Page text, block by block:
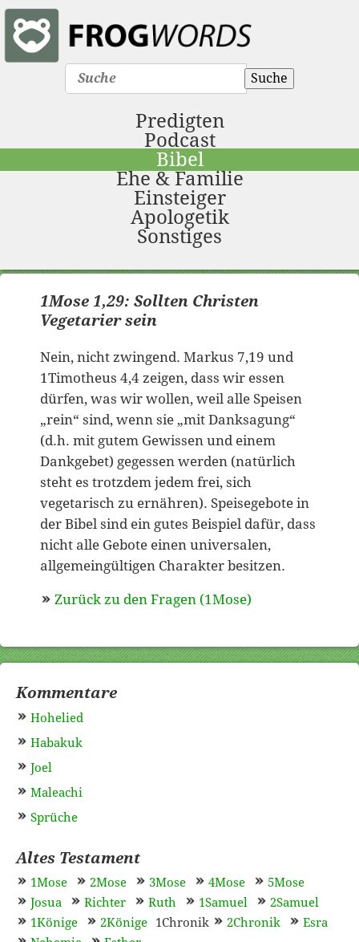
Suche
Predigten
Podcast
Bibel
Ehe & Familie
Einsteiger
Apologetik
Sonstiges
1Mose 1,29: Sollten Christen
Vegetarier sein
Nein, nicht zwingend. Markus 7,19 und
1Timotheus 4,4 zeigen, dass wir essen
dürfen, was wir wollen, weil alle Speisen
„rein“ sind, wenn sie „mit Danksagung“
(d.h. mit gutem Gewissen und einem
Dankgebet) gegessen werden (natürlich
steht es trotzdem jedem frei, sich
vegetarisch zu ernähren). Speisegebote in
der Bibel sind ein gutes Beispiel dafür, dass
nicht alle Gebote einen universalen,
allgemeingültigen Charakter besitzen.
Zurück zu den Fragen (1Mose)
Kommentare
Hohelied
Habakuk
Joel
Maleachi
Sprüche
Altes Testament
1Mose 2Mose 3Mose 4Mose
5Mose
Josua
Richter Ruth 1Samuel
2Samuel
1Könige
2Könige 1Chronik 2Chronik
Esra